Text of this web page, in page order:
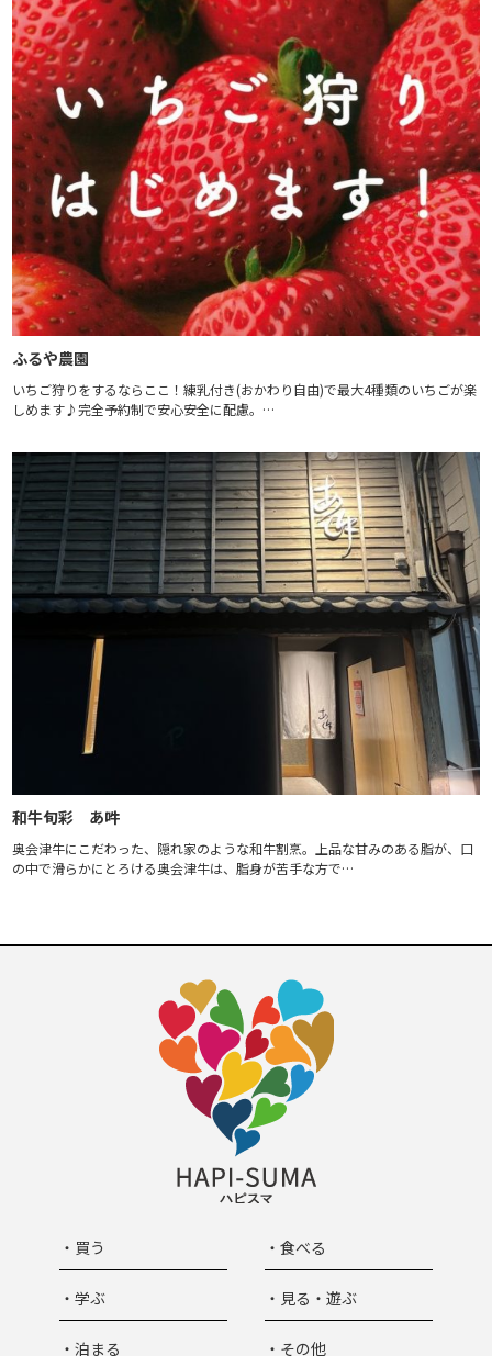
ふるや農園
いちご狩りをするならここ！練乳付き(おかわり自由)で最大4種類のいちごが楽
しめます♪完全予約制で安心安全に配慮。…
和牛旬彩 あ吽
奥会津牛にこだわった、隠れ家のような和牛割烹。上品な甘みのある脂が、口
の中で滑らかにとろける奥会津牛は、脂身が苦手な方で…
・買う ・食べる
・学ぶ ・見る・遊ぶ
・泊まる ・その他